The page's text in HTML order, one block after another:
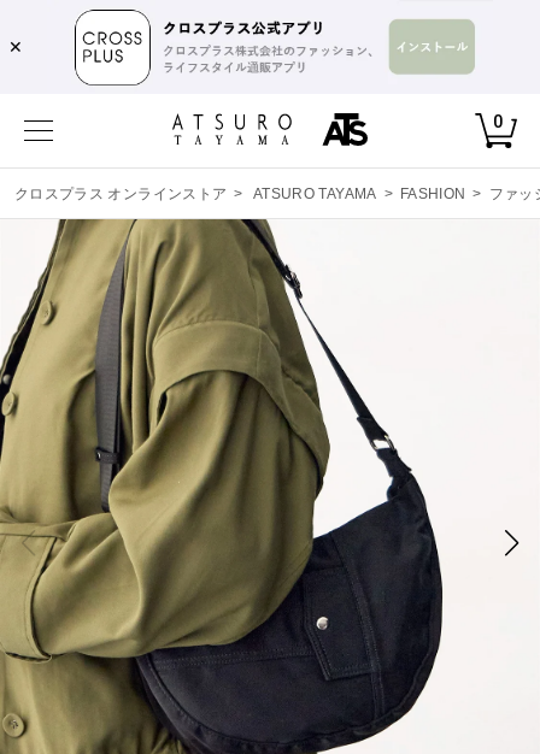
✕
0
クロスプラス オンラインストア > ATSURO TAYAMA > FASHION > ファッ